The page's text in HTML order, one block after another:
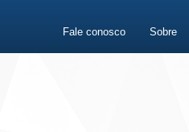
Fale conosco Sobre